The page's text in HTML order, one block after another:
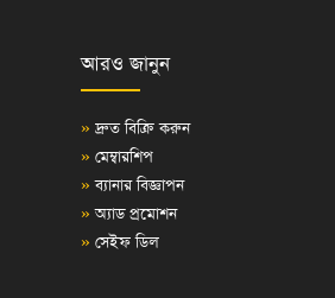
আরও জানুন
» দ্রুত বিক্রি করুন
» মেম্বারশিপ
» ব্যানার বিজ্ঞাপন
» অ্যাড প্রমোশন
» সেইফ ডিল